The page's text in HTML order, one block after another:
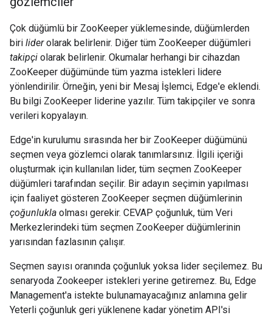
Çok düğümlü bir ZooKeeper yüklemesinde, düğümlerden
biri liderolarak belirlenir. Diğer tüm ZooKeeper düğümleri
takipçi olarak belirlenir. Okumalar herhangi bir cihazdan
ZooKeeper düğümünde tüm yazma istekleri lidere
yönlendirilir. Örneğin, yeni bir Mesaj İşlemci, Edge'e eklendi.
Bu bilgi ZooKeeper liderine yazılır. Tüm takipçiler ve sonra
verileri kopyalayın.
Edge'in kurulumu sırasında her bir ZooKeeper düğümünü
seçmen veya gözlemci olarak tanımlarsınız. İlgili içeriği
oluşturmak için kullanılan lider, tüm seçmen ZooKeeper
düğümleri tarafından seçilir. Bir adayın seçimin yapılması
için faaliyet gösteren ZooKeeper seçmen düğümlerinin
çoğunlukla olması gerekir. CEVAP çoğunluk, tüm Veri
Merkezlerindeki tüm seçmen ZooKeeper düğümlerinin
yarısından fazlasının çalışır.
Seçmen sayısı oranında çoğunluk yoksa lider seçilemez. Bu
senaryoda Zookeeper istekleri yerine getiremez. Bu, Edge
Management'a istekte bulunamayacağınız anlamına gelir
Yeterli çoğunluk geri yüklenene kadar yönetim API'si